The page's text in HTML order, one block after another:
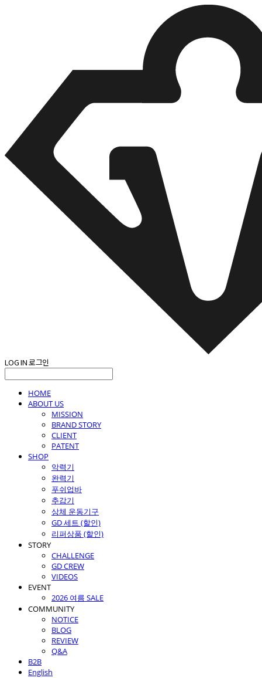
LOG IN로그인
HOME
ABOUT US
MISSION
BRAND STORY
CLIENT
PATENT
SHOP
악력기
완력기
푸쉬업바
추감기
상체 운동기구
GD 세트 (할인)
리퍼상품 (할인)
STORY
CHALLENGE
GD CREW
VIDEOS
EVENT
2026 여름 SALE
COMMUNITY
NOTICE
BLOG
REVIEW
Q&A
B2B
English